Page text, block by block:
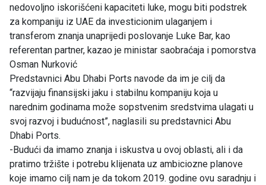
nedovoljno iskorišćeni kapaciteti luke, mogu biti podstrek
za kompaniju iz UAE da investicionim ulaganjem i
transferom znanja unaprijedi poslovanje Luke Bar, kao
referentan partner, kazao je ministar saobraćaja i pomorstva
Osman Nurković
Predstavnici Abu Dhabi Ports navode da im je cilj da
“razvijaju finansijski jaku i stabilnu kompaniju koja u
narednim godinama može sopstvenim sredstvima ulagati u
svoj razvoj i budućnost”, naglasili su predstavnici Abu
Dhabi Ports.
-Budući da imamo znanja i iskustva u ovoj oblasti, ali i da
pratimo tržište i potrebu klijenata uz ambiciozne planove
koje imamo cilj nam je da tokom 2019. godine ovu saradnju i